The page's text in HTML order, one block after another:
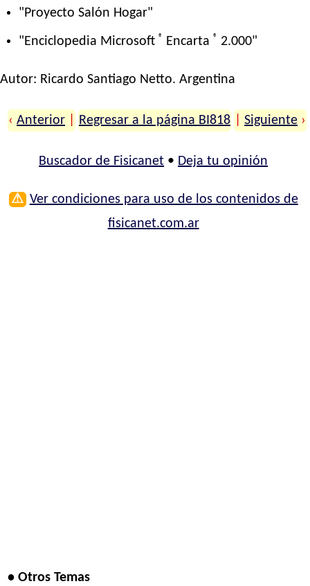
"Proyecto Salón Hogar"
"Enciclopedia Microsoft ® Encarta ® 2.000"
Autor: Ricardo Santiago Netto. Argentina
‹ Anterior Regresar a la página BI818 Siguiente ›
Buscador de Fisicanet • Deja tu opinión
⚠ Ver condiciones para uso de los contenidos de
fisicanet.com.ar
• Otros Temas